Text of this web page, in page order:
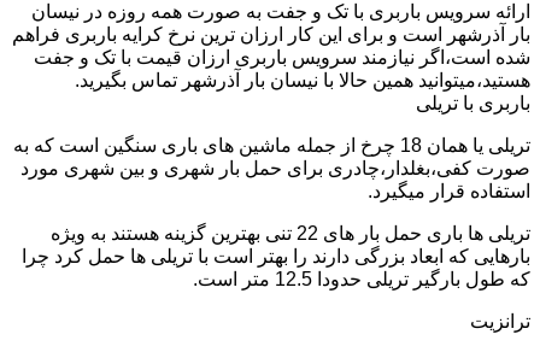
ارائه سرویس باربری با تک و جفت به صورت همه روزه در نیسان
بار آذرشهر است و برای این کار ارزان ترین نرخ کرایه باربری فراهم
شده است،اگر نیازمند سرویس باربری ارزان قیمت با تک و جفت
هستید،میتوانید همین حالا با نیسان بار آذرشهر تماس بگیرید.
باربری با تریلی
تریلی یا همان 18 چرخ از جمله ماشین های باری سنگین است که به
صورت کفی،بغلدار،چادری برای حمل بار شهری و بین شهری مورد
استفاده قرار میگیرد.
تریلی ها باری حمل بار های 22 تنی بهترین گزینه هستند به ویژه
بارهایی که ابعاد بزرگی دارند را بهتر است با تریلی ها حمل کرد چرا
که طول بارگیر تریلی حدودا 12.5 متر است.
ترانزیت